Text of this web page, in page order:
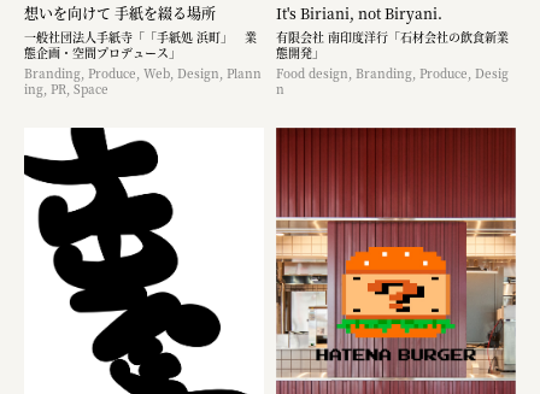
想いを向けて 手紙を綴る場所
一般社団法人手紙寺「「手紙処 浜町」 業
態企画・空間プロデュース」
Branding, Produce, Web, Design, Plann
ing, PR, Space
It's Biriani, not Biryani.
有限会社 南印度洋行「石材会社の飲食新業
態開発」
Food design, Branding, Produce, Desig
n